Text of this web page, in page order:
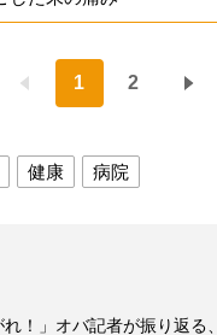
1 2
健康 病院
れ！」オバ記者が振り返